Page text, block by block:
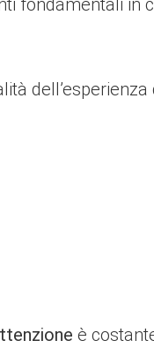
fondamentali in
è